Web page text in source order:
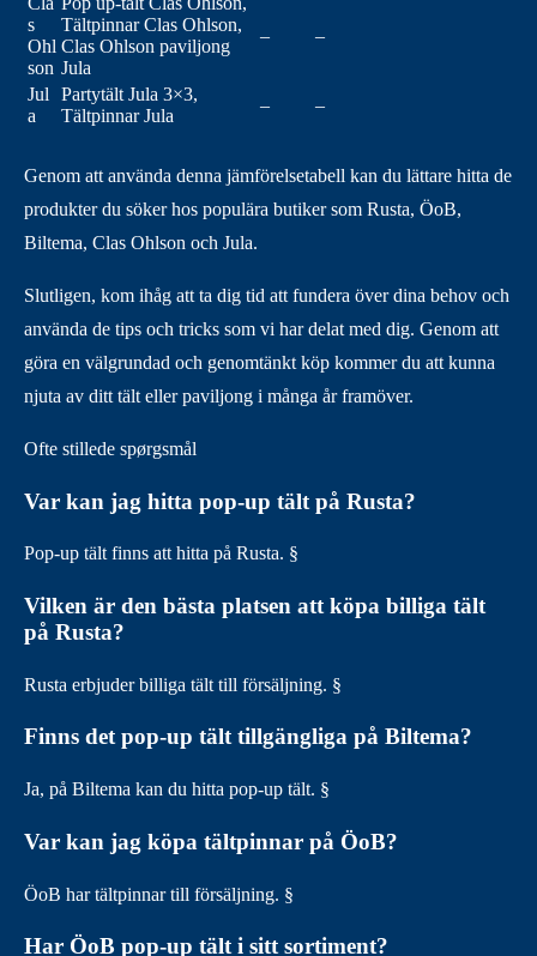
s
Ohl
son
Tältpinnar Clas Ohlson,
Clas Ohlson paviljong
Jula
– –
Jul
a
Partytält Jula 3×3,
Tältpinnar Jula
– –
Genom att använda denna jämförelsetabell kan du lättare hitta de
produkter du söker hos populära butiker som Rusta, ÖoB,
Biltema, Clas Ohlson och Jula.
Slutligen, kom ihåg att ta dig tid att fundera över dina behov och
använda de tips och tricks som vi har delat med dig. Genom att
göra en välgrundad och genomtänkt köp kommer du att kunna
njuta av ditt tält eller paviljong i många år framöver.
Ofte stillede spørgsmål
Var kan jag hitta pop-up tält på Rusta?
Pop-up tält finns att hitta på Rusta. §
Vilken är den bästa platsen att köpa billiga tält
på Rusta?
Rusta erbjuder billiga tält till försäljning. §
Finns det pop-up tält tillgängliga på Biltema?
Ja, på Biltema kan du hitta pop-up tält. §
Var kan jag köpa tältpinnar på ÖoB?
ÖoB har tältpinnar till försäljning. §
Har ÖoB pop-up tält i sitt sortiment?